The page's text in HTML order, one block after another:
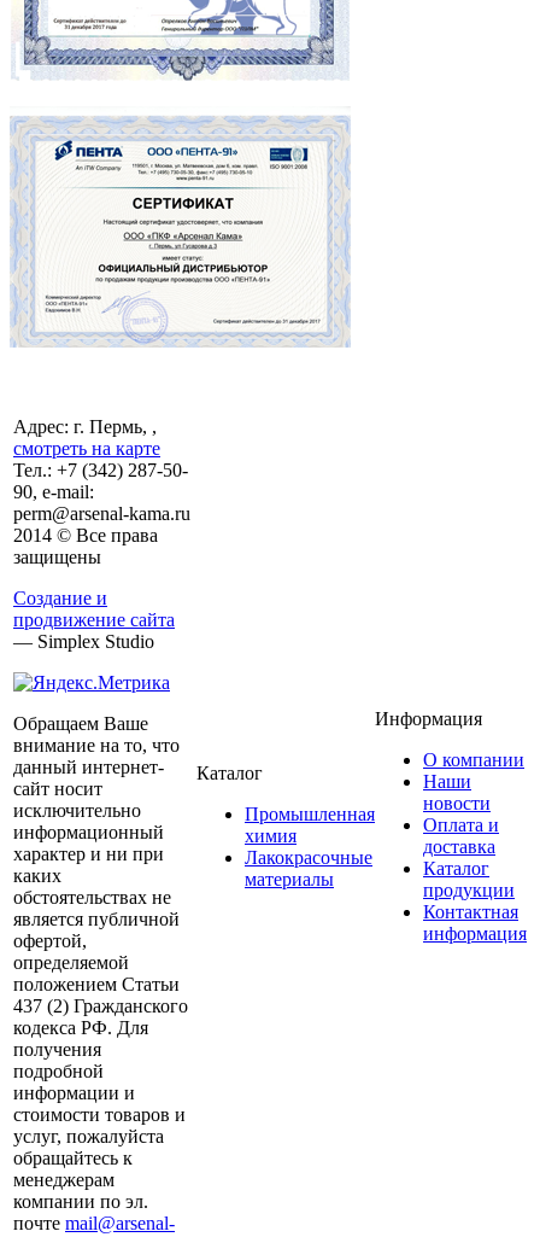
Адрес: г. Пермь, ,
смотреть на карте
Тел.: +7 (342) 287-50-
90, e-mail:
perm@arsenal-kama.ru
2014 © Все права
защищены
Создание и
продвижение сайта
— Simplex Studio
Обращаем Ваше
внимание на то, что
данный интернет-
сайт носит
исключительно
информационный
характер и ни при
каких
обстоятельствах не
является публичной
офертой,
определяемой
положением Статьи
437 (2) Гражданского
кодекса РФ. Для
получения
подробной
информации и
стоимости товаров и
услуг, пожалуйста
обращайтесь к
менеджерам
компании по эл.
почте mail@arsenal-
Каталог
Промышленная
химия
Лакокрасочные
материалы
Информация
О компании
Наши
новости
Оплата и
доставка
Каталог
продукции
Контактная
информация